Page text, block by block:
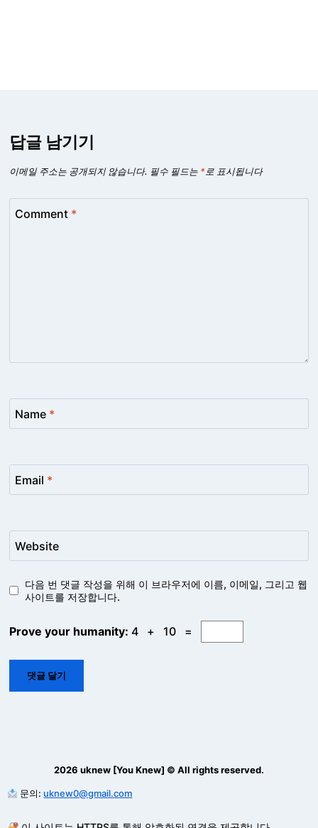
답글 남기기
이메일 주소는 공개되지 않습니다. 필수 필드는 * 로 표시됩니다
Comment *
Name *
Email *
Website
다음 번 댓글 작성을 위해 이 브라우저에 이름, 이메일, 그리고 웹
사이트를 저장합니다.
Prove your humanity:4 + 10 =
2026 uknew [You Knew] © All rights reserved.
문의: uknew0@gmail.com